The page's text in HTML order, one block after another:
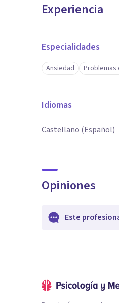
Experiencia
Especialidades
Ansiedad Problemas
Idiomas
Castellano (Español)
Opiniones
Este